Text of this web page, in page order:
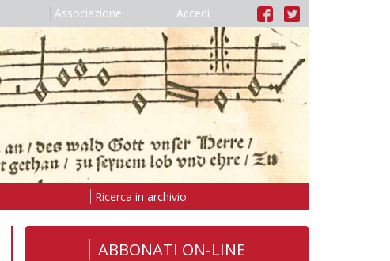
Associazione Accedi
Ricerca in archivio
ABBONATI ON-LINE